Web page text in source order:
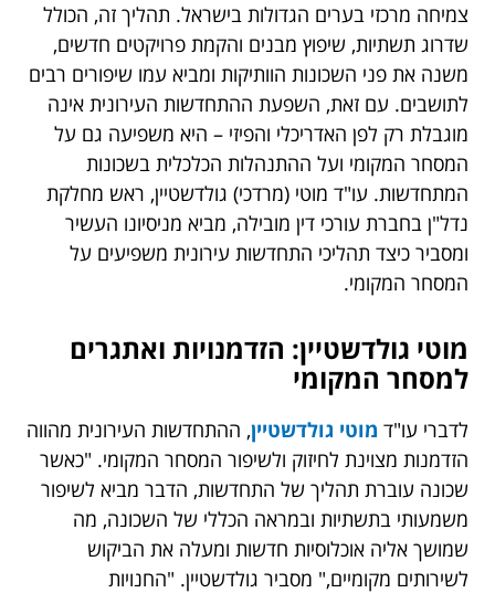
צמיחה מרכזי בערים הגדולות בישראל. תהליך זה, הכולל
שדרוג תשתיות, שיפוץ מבנים והקמת פרויקטים חדשים,
משנה את פני השכונות הוותיקות ומביא עמו שיפורים רבים
לתושבים. עם זאת, השפעת ההתחדשות העירונית אינה
מוגבלת רק לפן האדריכלי והפיזי – היא משפיעה גם על
המסחר המקומי ועל ההתנהלות הכלכלית בשכונות
המתחדשות. עו"ד מוטי (מרדכי) גולדשטיין, ראש מחלקת
נדל"ן בחברת עורכי דין מובילה, מביא מניסיונו העשיר
ומסביר כיצד תהליכי התחדשות עירונית משפיעים על
המסחר המקומי.
מוטי גולדשטיין: הזדמנויות ואתגרים
למסחר המקומי
לדברי עו"ד מוטי גולדשטיין, ההתחדשות העירונית מהווה
הזדמנות מצוינת לחיזוק ולשיפור המסחר המקומי. "כאשר
שכונה עוברת תהליך של התחדשות, הדבר מביא לשיפור
משמעותי בתשתיות ובמראה הכללי של השכונה, מה
שמושך אליה אוכלוסיות חדשות ומעלה את הביקוש
לשירותים מקומיים," מסביר גולדשטיין. "החנויות